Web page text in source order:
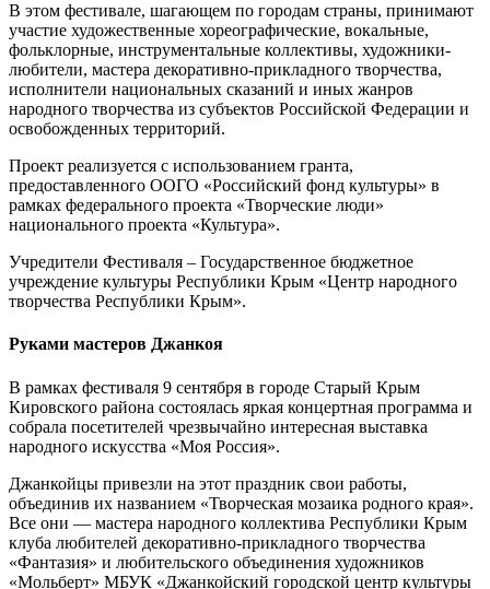
В этом фестивале, шагающем по городам страны, принимают
участие художественные хореографические, вокальные,
фольклорные, инструментальные коллективы, художники-
любители, мастера декоративно-прикладного творчества,
исполнители национальных сказаний и иных жанров
народного творчества из субъектов Российской Федерации и
освобожденных территорий.
Проект реализуется с использованием гранта,
предоставленного ООГО «Российский фонд культуры» в
рамках федерального проекта «Творческие люди»
национального проекта «Культура».
Учредители Фестиваля – Государственное бюджетное
учреждение культуры Республики Крым «Центр народного
творчества Республики Крым».
Руками мастеров Джанкоя
В рамках фестиваля 9 сентября в городе Старый Крым
Кировского района состоялась яркая концертная программа и
собрала посетителей чрезвычайно интересная выставка
народного искусства «Моя Россия».
Джанкойцы привезли на этот праздник свои работы,
объединив их названием «Творческая мозаика родного края».
Все они — мастера народного коллектива Республики Крым
клуба любителей декоративно-прикладного творчества
«Фантазия» и любительского объединения художников
«Мольберт» МБУК «Джанкойский городской центр культуры